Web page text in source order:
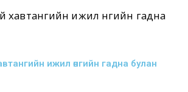
ижил өнгийн гадна булан